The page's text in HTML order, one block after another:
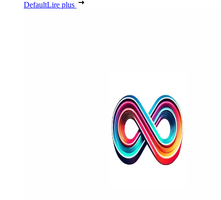
DefaultLire plus